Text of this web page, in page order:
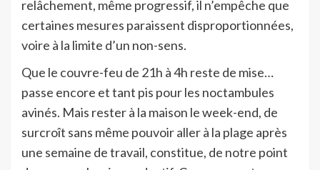
relâchement, même progressif, il n’empêche que
certaines mesures paraissent disproportionnées,
voire à la limite d’un non-sens.
Que le couvre-feu de 21h à 4h reste de mise…
passe encore et tant pis pour les noctambules
avinés. Mais rester à la maison le week-end, de
surcroît sans même pouvoir aller à la plage après
une semaine de travail, constitue, de notre point